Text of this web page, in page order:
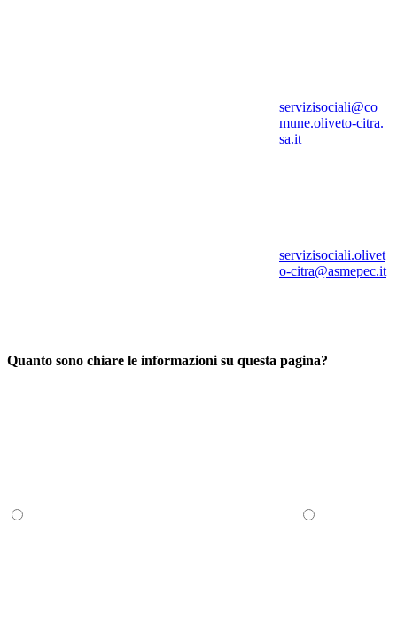
servizisociali@co
mune.oliveto-citra.
sa.it
servizisociali.olivet
o-citra@asmepec.it
Quanto sono chiare le informazioni su questa pagina?